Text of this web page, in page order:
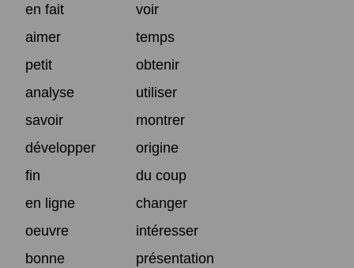
en fait
voir
aimer
temps
petit
obtenir
analyse
utiliser
savoir
montrer
développer
origine
fin
du coup
en ligne
changer
oeuvre
intéresser
bonne
présentation